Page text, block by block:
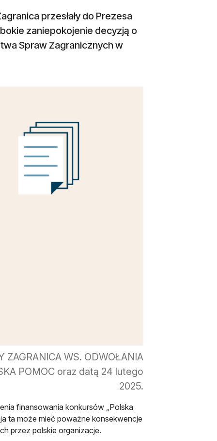
przesłały do Prezesa
zaniepokojenie decyzją o
Spraw Zagranicznych w
ZAGRANICA WS. ODWOŁANIA
POMOC oraz datą 24 lutego
2025.
finansowania konkursów „Polska
ta może mieć poważne konsekwencje
przez polskie organizacje.